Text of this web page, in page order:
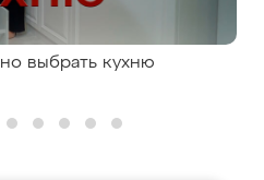
выбрать кухню